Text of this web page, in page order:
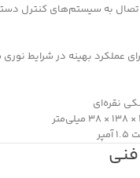
به سیستم‌های کنترل
نقره‌ای